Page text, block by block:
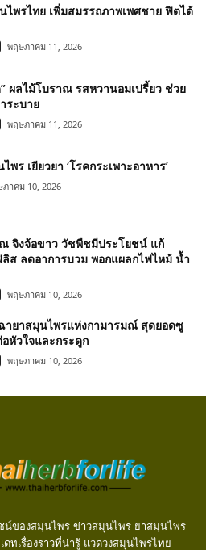
พรไทย เพิ่มสมรรถภาพเพศชาย ฟิตได้
พฤษภาคม 11, 2026
ผลไม้โบราณ รสหวานอมเปรี้ยว ช่วย
ระบาย
พฤษภาคม 11, 2026
พร เยียวยา ‘โรคกระเพาะอาหาร’
าคม 10, 2026
จิงจ้อขาว วัชพืชมีประโยชน์ แก้
ส ลดอาการบวม พอกแผลกไฟไหม้ น้ำ
พฤษภาคม 10, 2026
ายาสมุนไพรแห่งกามารมณ์ สุดยอดซู
หัวใจและกระดูก
พฤษภาคม 10, 2026
น์ของสมุนไพร ข่าวสมุนไพร ยาสมุนไพร
ทเรื่องราวที่น่ารู้ แวดวงสมุนไพรไทย